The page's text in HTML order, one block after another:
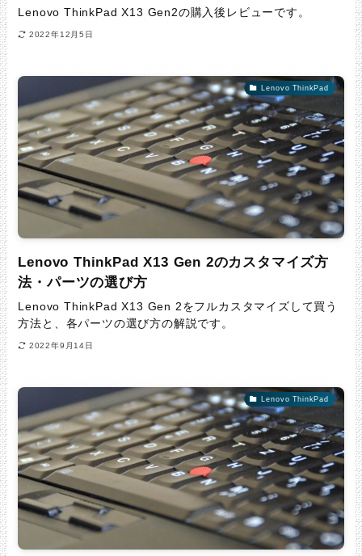
Lenovo ThinkPad X13 Gen2の購入後レビューです。
2022年12月5日
Lenovo ThinkPad
Lenovo ThinkPad X13 Gen 2のカスタマイズ方
法・パーツの選び方
Lenovo ThinkPad X13 Gen 2をフルカスタマイズして買う
方法と、各パーツの選び方の解説です。
2022年9月14日
Lenovo ThinkPad